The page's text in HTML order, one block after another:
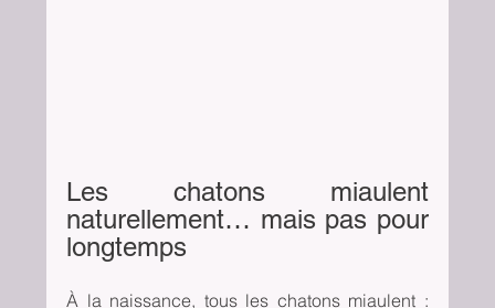
Les chatons miaulent
naturellement… mais pas pour
longtemps
À la naissance, tous les chatons miaulent :